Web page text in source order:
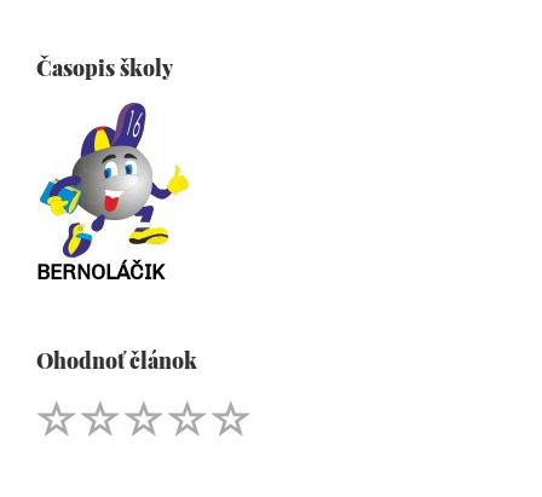
Časopis školy
BERNOLÁČIK
Ohodnoť článok